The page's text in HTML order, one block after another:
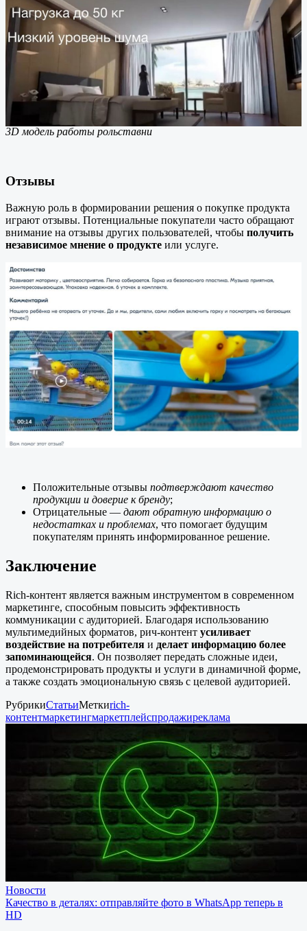
3D модель работы рольставни
Отзывы
Важную роль в формировании решения о покупке продукта
играют отзывы. Потенциальные покупатели часто обращают
внимание на отзывы других пользователей, чтобы получить
независимое мнение о продукте или услуге.
Положительные отзывы подтверждают качество
продукции и доверие к бренду;
Отрицательные — дают обратную информацию о
недостатках и проблемах, что помогает будущим
покупателям принять информированное решение.
Заключение
Rich-контент является важным инструментом в современном
маркетинге, способным повысить эффективность
коммуникации с аудиторией. Благодаря использованию
мультимедийных форматов, рич-контент усиливает
воздействие на потребителя и делает информацию более
запоминающейся. Он позволяет передать сложные идеи,
продемонстрировать продукты и услуги в динамичной форме,
а также создать эмоциональную связь с целевой аудиторией.
РубрикиСтатьиМеткиrich-
контентмаркетингмаркетплейспродажиреклама
Новости
Качество в деталях: отправляйте фото в WhatsApp теперь в
HD